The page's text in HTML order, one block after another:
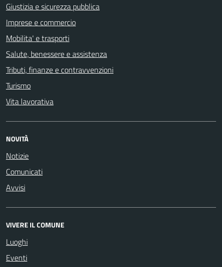
Giustizia e sicurezza pubblica
Imprese e commercio
Mobilita' e trasporti
Salute, benessere e assistenza
Tributi, finanze e contravvenzioni
Turismo
Vita lavorativa
NOVITÀ
Notizie
Comunicati
Avvisi
VIVERE IL COMUNE
Luoghi
Eventi